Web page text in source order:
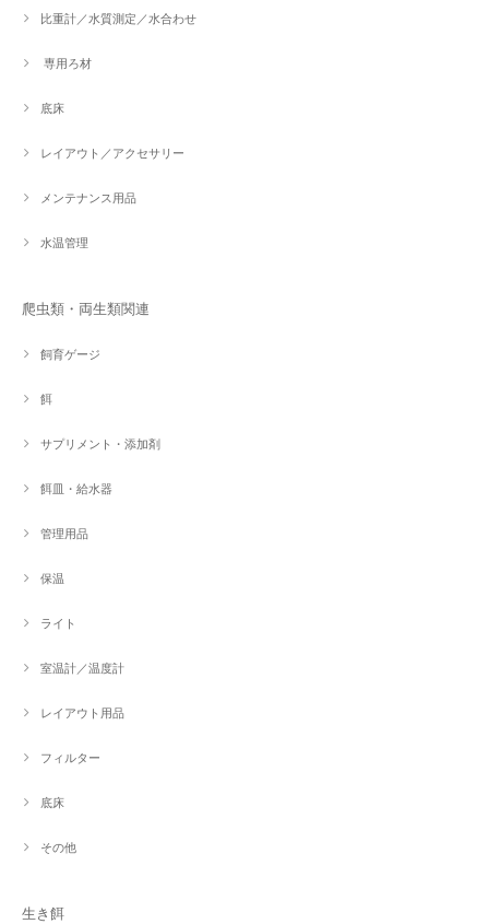
比重計／水質測定／水合わせ
専用ろ材
底床
レイアウト／アクセサリー
メンテナンス用品
水温管理
爬虫類・両生類関連
飼育ゲージ
餌
サプリメント・添加剤
餌皿・給水器
管理用品
保温
ライト
室温計／温度計
レイアウト用品
フィルター
底床
その他
生き餌